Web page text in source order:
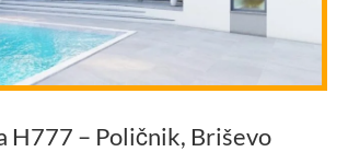
H777 – Poličnik, Briševo